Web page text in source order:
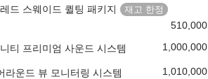
드 스웨이드 퀼팅 패키지
510,000
티 프리미엄 사운드 시스템 1,000,000
라운드 뷰 모니터링 시스템 1,010,000